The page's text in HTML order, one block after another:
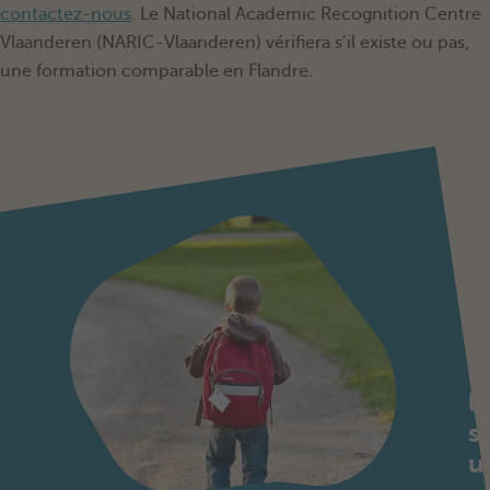
contactez-nous. Le National Academic Recognition Centre
Vlaanderen (NARIC-Vlaanderen) vérifiera s’il existe ou pas,
une formation comparable en Flandre.
d
le
s
u